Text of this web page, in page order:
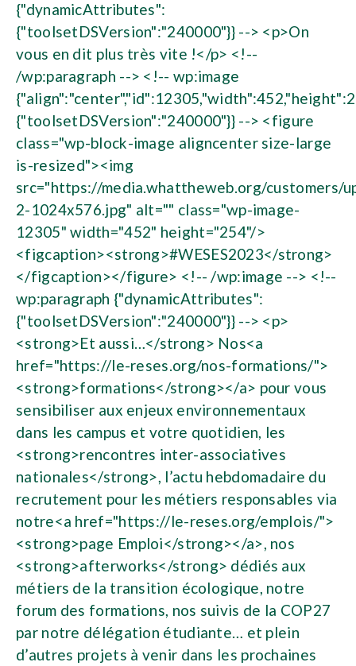
{"dynamicAttributes":
{"toolsetDSVersion":"240000"}} --> <p>On
vous en dit plus très vite !</p> <!--
/wp:paragraph --> <!-- wp:image
{"toolsetDSVersion":"240000"}} --> <figure
class="wp-block-image aligncenter size-large
is-resized"><img
src="https://media.whattheweb.org/
2-1024x576.jpg" alt="" class="wp-image-
12305" width="452" height="254"/>
<figcaption><strong>#WESES2023</strong>
</figcaption></figure> <!-- /wp:image --> <!--
wp:paragraph {"dynamicAttributes":
{"toolsetDSVersion":"240000"}} --> <p>
<strong>Et aussi…</strong> Nos<a
href="https://le-reses.org/nos-formations/">
<strong>formations</strong></a> pour vous
sensibiliser aux enjeux environnementaux
dans les campus et votre quotidien, les
<strong>rencontres inter-associatives
nationales</strong>, l’actu hebdomadaire du
recrutement pour les métiers responsables via
notre<a href="https://le-reses.org/emplois/">
<strong>page Emploi</strong></a>, nos
<strong>afterworks</strong> dédiés aux
métiers de la transition écologique, notre
forum des formations, nos suivis de la COP27
par notre délégation étudiante… et plein
d’autres projets à venir dans les prochaines